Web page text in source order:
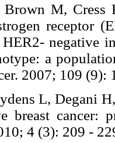
M, Cress
receptor
negative
a
2007; 109
L, Degani
breast cancer:
4 (3): 209